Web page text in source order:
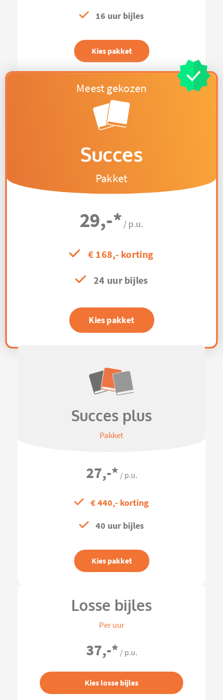
16 uur bijles
Kies pakket
Succes
Pakket
29,-* / p.u.
€ 168,- korting
24 uur bijles
Kies pakket
Succes plus
Pakket
27,-* / p.u.
€ 440,- korting
40 uur bijles
Kies pakket
Losse bijles
Per uur
37,-* / p.u.
Kies losse bijles